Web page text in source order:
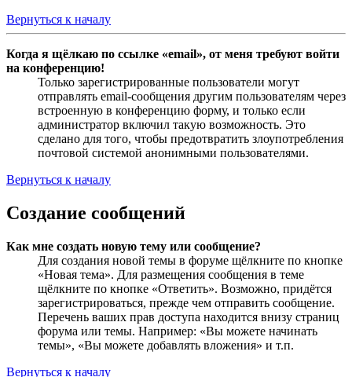
Вернуться к началу
Когда я щёлкаю по ссылке «email», от меня требуют войти
на конференцию!
Только зарегистрированные пользователи могут
отправлять email-сообщения другим пользователям через
встроенную в конференцию форму, и только если
администратор включил такую возможность. Это
сделано для того, чтобы предотвратить злоупотребления
почтовой системой анонимными пользователями.
Вернуться к началу
Создание сообщений
Как мне создать новую тему или сообщение?
Для создания новой темы в форуме щёлкните по кнопке
«Новая тема». Для размещения сообщения в теме
щёлкните по кнопке «Ответить». Возможно, придётся
зарегистрироваться, прежде чем отправить сообщение.
Перечень ваших прав доступа находится внизу страниц
форума или темы. Например: «Вы можете начинать
темы», «Вы можете добавлять вложения» и т.п.
Вернуться к началу